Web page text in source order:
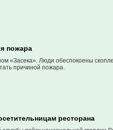
пожара
«Засека». Люди обеспокоены
причиной пожара.
ресторана